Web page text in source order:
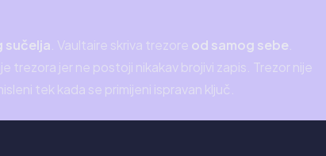
sučelja . Vaultaire skriva trezore od samog sebe
trezora jer ne postoji nikakav brojivi zapis. Trezor nije
tek kada se primijeni ispravan ključ.